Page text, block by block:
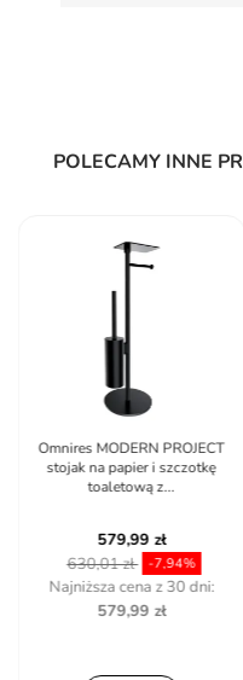
POLECAMY INNE
Deante Uchwyt na papier
toaletowy ścienny
ADR_0211
93,98 zł
119,00 zł
-21,03%
Najniższa cena z 30 dni:
91,95 zł